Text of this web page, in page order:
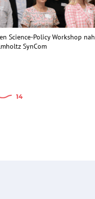
Science-Policy Workshop
SynCom
14